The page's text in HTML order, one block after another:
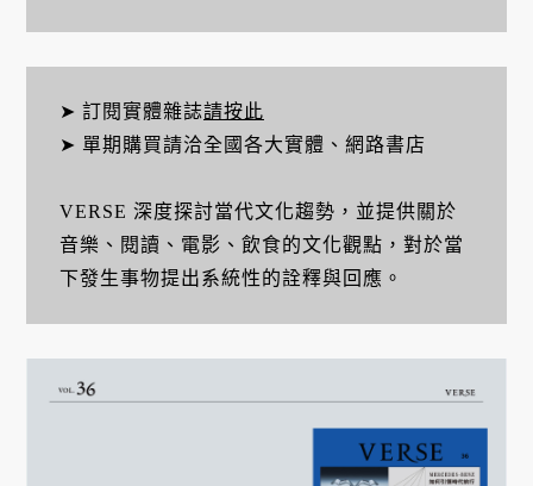
➤ 訂閱實體雜誌請按此
➤ 單期購買請洽全國各大實體、網路書店
VERSE 深度探討當代文化趨勢，並提供關於
音樂、閱讀、電影、飲食的文化觀點，對於當
下發生事物提出系統性的詮釋與回應。